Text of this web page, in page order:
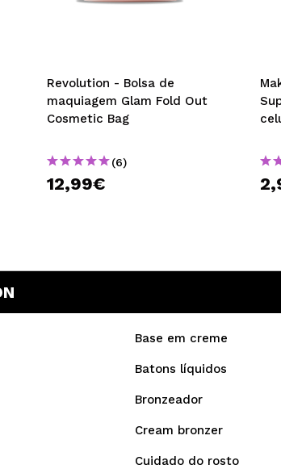
Revolution - Bolsa de
maquiagem Glam Fold Out
Cosmetic Bag
(6)
12,99€
Base em creme
Batons líquidos
Bronzeador
Cream bronzer
Cuidado do rosto